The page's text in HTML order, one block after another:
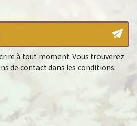
à tout moment. Vous trouverez
de contact dans les conditions